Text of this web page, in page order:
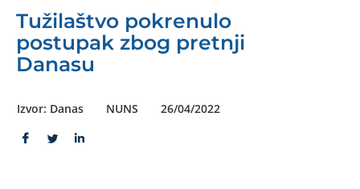
Tužilaštvo pokrenulo
postupak zbog pretnji
Danasu
Izvor: Danas NUNS 26/04/2022